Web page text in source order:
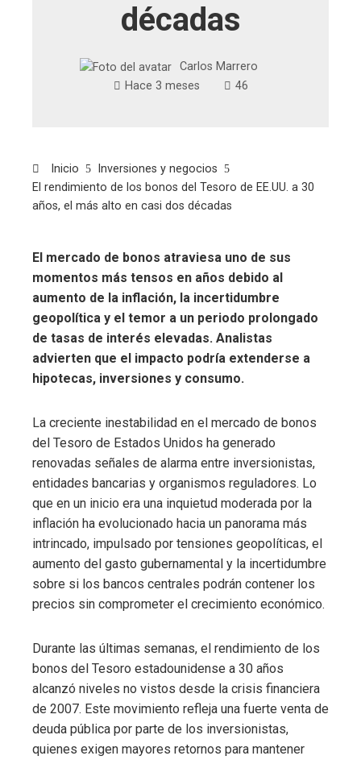
décadas
Carlos Marrero
Hace 3 meses
46
Inicio
Inversiones y negocios
El rendimiento de los bonos del Tesoro de EE.UU. a 30
años, el más alto en casi dos décadas
El mercado de bonos atraviesa uno de sus
momentos más tensos en años debido al
aumento de la inflación, la incertidumbre
geopolítica y el temor a un periodo prolongado
de tasas de interés elevadas. Analistas
advierten que el impacto podría extenderse a
hipotecas, inversiones y consumo.
La creciente inestabilidad en el mercado de bonos
del Tesoro de Estados Unidos ha generado
renovadas señales de alarma entre inversionistas,
entidades bancarias y organismos reguladores. Lo
que en un inicio era una inquietud moderada por la
inflación ha evolucionado hacia un panorama más
intrincado, impulsado por tensiones geopolíticas, el
aumento del gasto gubernamental y la incertidumbre
sobre si los bancos centrales podrán contener los
precios sin comprometer el crecimiento económico.
Durante las últimas semanas, el rendimiento de los
bonos del Tesoro estadounidense a 30 años
alcanzó niveles no vistos desde la crisis financiera
de 2007. Este movimiento refleja una fuerte venta de
deuda pública por parte de los inversionistas,
quienes exigen mayores retornos para mantener